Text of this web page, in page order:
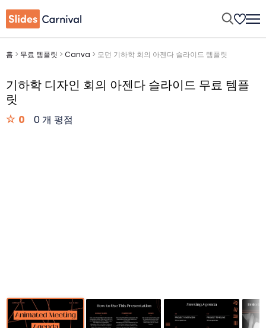
홈 > 무료 템플릿 > Canva > 모던 기하학 회의 아젠다 슬라이드 템플릿
기하학 디자인 회의 아젠다 슬라이드 무료 템플
릿
0 0 개 평점